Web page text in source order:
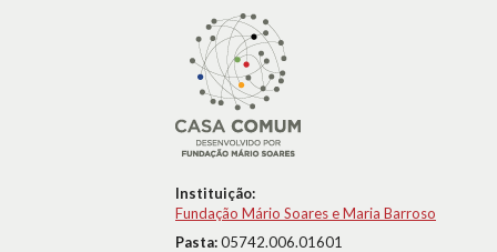
Instituição:
Fundação Mário Soares e Maria Barroso
Pasta:05742.006.01601